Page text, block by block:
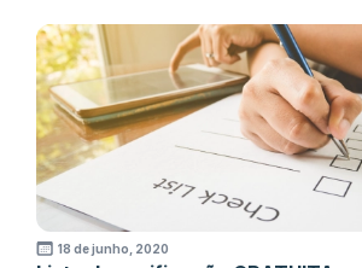
18 de junho, 2020